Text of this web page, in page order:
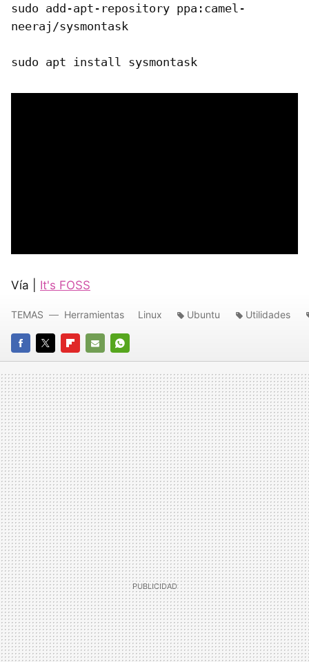
sudo add-apt-repository ppa:camel-
neeraj/sysmontask
sudo apt install sysmontask
Vía | It's FOSS
FACEBOOK
TWITTERFLIPBOARD
E-
MAIL
WHATSAPP
TEMAS Herramientas Linux Ubuntu Utilidades